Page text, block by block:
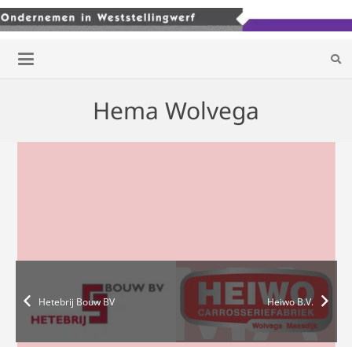
Hema Wolvega
Hetebrij Bouw BV Heiwo B.V.